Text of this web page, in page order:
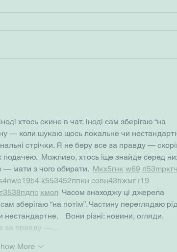
хтось скине в чат, іноді сам зберігаю “на
— коли шукаю щось локальне чи
стрічки. Я не беру все за правду —
подачею.  Можливо, хтось іще знайде серед
— мати з чого обирати. Мкх5гнк w69 п53mpкг
nwe19b4 k553452ппкн совн43вжмг r19
3538пдпс кмол
  Часом знаходжу ці джерела
зберігаю “на потім”. Частину переглядаю
Вони різні: новини, огляди,
за правду —…
More